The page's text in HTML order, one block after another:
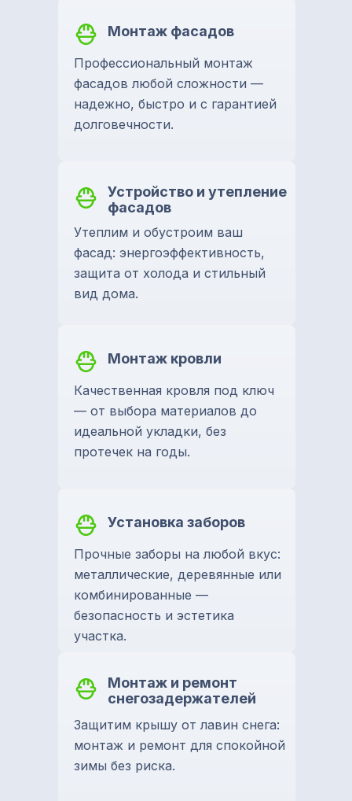
Монтаж фасадов
Профессиональный монтаж
фасадов любой сложности —
надежно, быстро и с гарантией
долговечности.
Устройство и утепление
фасадов
Утеплим и обустроим ваш
фасад: энергоэффективность,
защита от холода и стильный
вид дома.
Монтаж кровли
Качественная кровля под ключ
— от выбора материалов до
идеальной укладки, без
протечек на годы.
Установка заборов
Прочные заборы на любой вкус:
металлические, деревянные или
комбинированные —
безопасность и эстетика
участка.
Монтаж и ремонт
снегозадержателей
Защитим крышу от лавин снега:
монтаж и ремонт для спокойной
зимы без риска.